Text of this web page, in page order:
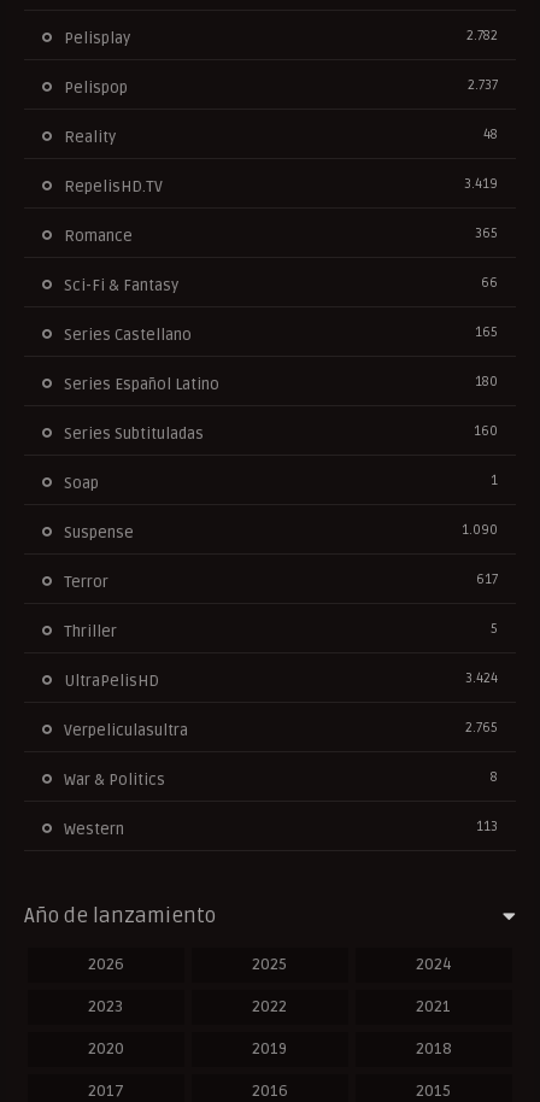
Pelisplay 2.782
Pelispop 2.737
Reality 48
RepelisHD.TV 3.419
Romance 365
Sci-Fi & Fantasy 66
Series Castellano 165
Series Español Latino 180
Series Subtituladas 160
Soap 1
Suspense 1.090
Terror 617
Thriller 5
UltraPelisHD 3.424
Verpeliculasultra 2.765
War & Politics 8
Western 113
Año de lanzamiento
2026 2025 2024
2023 2022 2021
2020 2019 2018
2017 2016 2015